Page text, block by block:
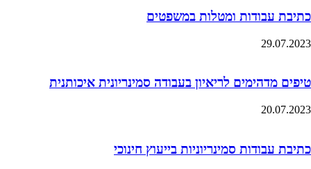
כתיבת עבודות ומטלות במשפטים
29.07.2023
טיפים מדהימים לריאיון בעבודה סמינריונית איכותנית
20.07.2023
כתיבת עבודות סמינריוניות בייעוץ חינוכי